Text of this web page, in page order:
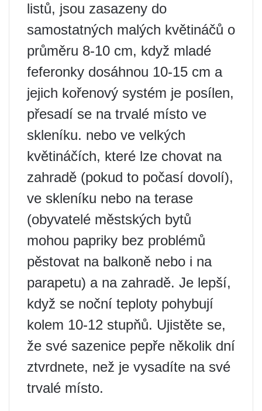
listů, jsou zasazeny do
samostatných malých květináčů o
průměru 8-10 cm, když mladé
feferonky dosáhnou 10-15 cm a
jejich kořenový systém je posílen,
přesadí se na trvalé místo ve
skleníku. nebo ve velkých
květináčích, které lze chovat na
zahradě (pokud to počasí dovolí),
ve skleníku nebo na terase
(obyvatelé městských bytů
mohou papriky bez problémů
pěstovat na balkoně nebo i na
parapetu) a na zahradě. Je lepší,
když se noční teploty pohybují
kolem 10-12 stupňů. Ujistěte se,
že své sazenice pepře několik dní
ztvrdnete, než je vysadíte na své
trvalé místo.